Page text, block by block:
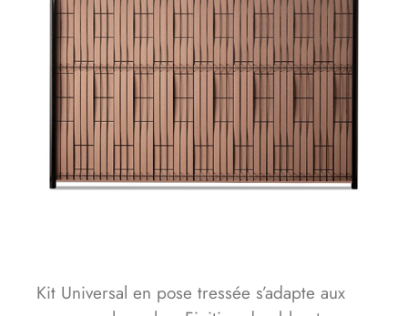
Kit Universal en pose tressée s’adapte aux